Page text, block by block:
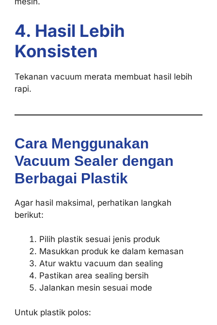
4. Hasil Lebih
Konsisten
Tekanan vacuum merata membuat hasil lebih
rapi.
Cara Menggunakan
Vacuum Sealer dengan
Berbagai Plastik
Agar hasil maksimal, perhatikan langkah
berikut:
Pilih plastik sesuai jenis produk
Masukkan produk ke dalam kemasan
Atur waktu vacuum dan sealing
Pastikan area sealing bersih
Jalankan mesin sesuai mode
Untuk plastik polos: